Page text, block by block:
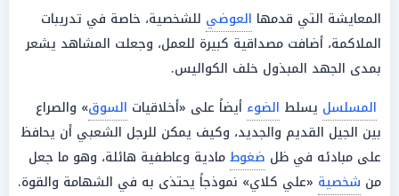
المعايشة التي قدمها العوضي للشخصية، خاصة في تدريبات
الملاكمة، أضافت مصداقية كبيرة للعمل، وجعلت المشاهد يشعر
بمدى الجهد المبذول خلف الكواليس.
المسلسل يسلط الضوء أيضاً على «أخلاقيات السوق» والصراع
بين الجيل القديم والجديد، وكيف يمكن للرجل الشعبي أن يحافظ
على مبادئه في ظل ضغوطمادية وعاطفية هائلة، وهو ما جعل
من شخصية «علي كلاي» نموذجاً يحتذى به في الشهامة والقوة.